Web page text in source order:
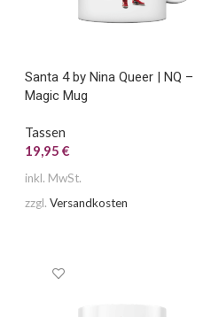
Santa 4 by Nina Queer | NQ –
Magic Mug
Tassen
19,95 €
inkl. MwSt.
zzgl. Versandkosten